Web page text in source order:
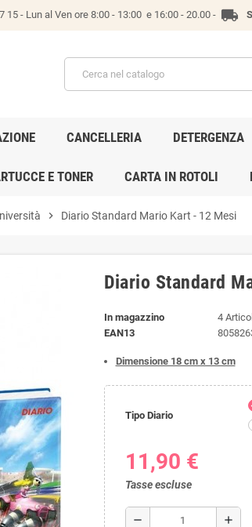
15 - Lun al Ven ore 8:00 - 13:00 e 16:00 - 20.00 - local_shipping
CANCELLERIA DETERGENZA
E TONER CARTA IN ROTOLI
chevron_right Diario Standard Mario Kart - 12 Mesi
Diario Standard
In magazzino
4
EAN13
Dimensione 18 cm x 13 cm
Tipo Diario
11,90 €
Tasse escluse
remove add